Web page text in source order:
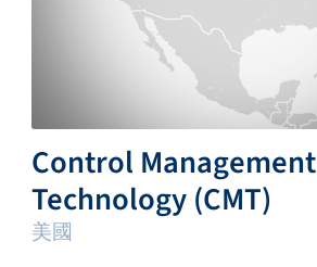
Control Management
Technology (CMT)
美國